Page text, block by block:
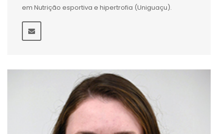
em Nutrição esportiva e hipertrofia (Uniguaçu).